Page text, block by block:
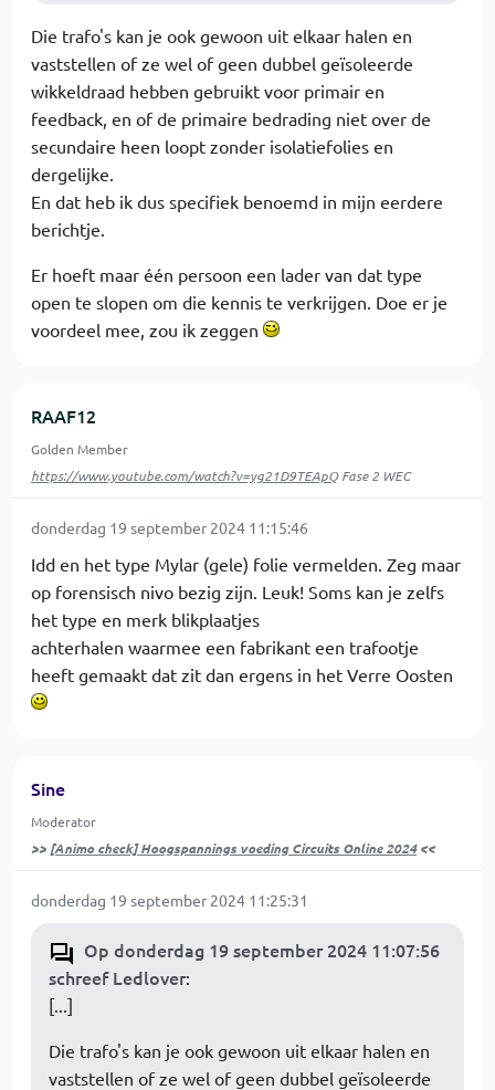
Die trafo's kan je ook gewoon uit elkaar halen en
vaststellen of ze wel of geen dubbel geïsoleerde
wikkeldraad hebben gebruikt voor primair en
feedback, en of de primaire bedrading niet over de
secundaire heen loopt zonder isolatiefolies en
dergelijke.
En dat heb ik dus specifiek benoemd in mijn eerdere
berichtje.
Er hoeft maar één persoon een lader van dat type
open te slopen om die kennis te verkrijgen. Doe er je
voordeel mee, zou ik zeggen
RAAF12
Golden Member
https://www.youtube.com/watch?v=yg21D9TEApQFase 2 WEC
donderdag 19 september 2024 11:15:46
Idd en het type Mylar (gele) folie vermelden. Zeg maar
op forensisch nivo bezig zijn. Leuk! Soms kan je zelfs
het type en merk blikplaatjes
achterhalen waarmee een fabrikant een trafootje
heeft gemaakt dat zit dan ergens in het Verre Oosten
Sine
Moderator
>> [Animo check] Hoogspannings voeding Circuits Online 2024<<
donderdag 19 september 2024 11:25:31
Op donderdag 19 september 2024 11:07:56
schreef Ledlover:
[...]
Die trafo's kan je ook gewoon uit elkaar halen en
vaststellen of ze wel of geen dubbel geïsoleerde